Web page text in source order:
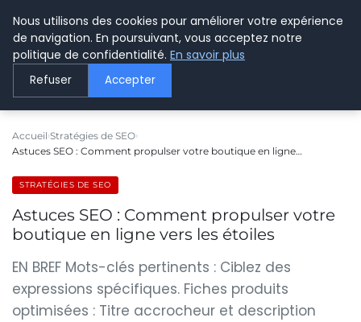
LE WEBMARKETING
Accueil Stratégies de SEO
Astuces SEO : Comment propulser votre boutique en ligne…
STRATÉGIES DE SEO
Astuces SEO : Comment propulser votre
boutique en ligne vers les étoiles
EN BREF Mots-clés pertinents : Ciblez des
expressions spécifiques. Fiches produits
optimisées : Titre accrocheur et description
Nous utilisons des cookies pour améliorer votre expérience
de navigation. En poursuivant, vous acceptez notre
politique de confidentialité. En savoir plus
Refuser Accepter